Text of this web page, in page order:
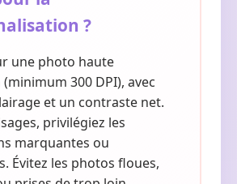
?
une photo haute
300 DPI), avec
et un contraste net.
privilégiez les
marquantes ou
Évitez les photos floues,